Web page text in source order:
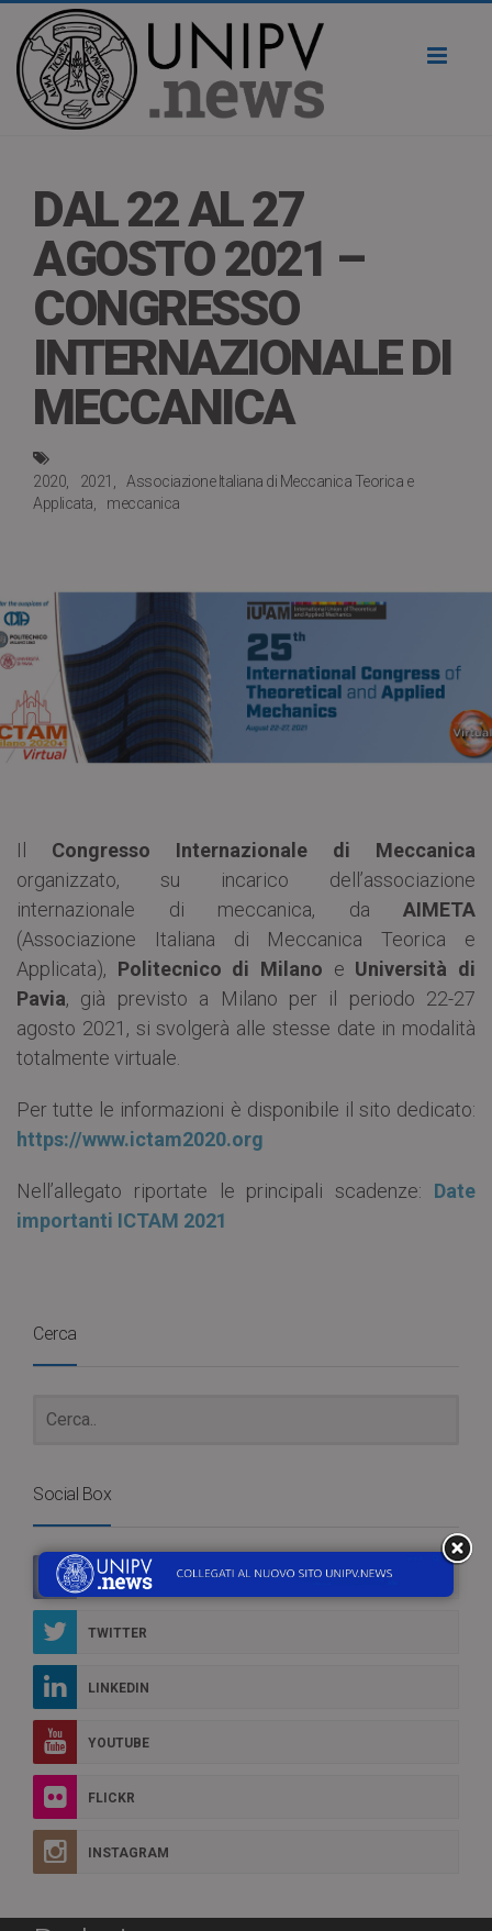
DAL 22 AL 27
AGOSTO 2021 –
CONGRESSO
INTERNAZIONALE DI
MECCANICA
2020 2021
Associazione Italiana di Meccanica Teorica e
Applicata
meccanica
Il Congresso Internazionale di Meccanica
organizzato, su incarico dell’associazione
internazionale di meccanica, da AIMETA
(Associazione Italiana di Meccanica Teorica e
Applicata), Politecnico di Milano e Università di
Pavia, già previsto a Milano per il periodo 22-27
agosto 2021, si svolgerà alle stesse date in modalità
totalmente virtuale.
Per tutte le informazioni è disponibile il sito dedicato:
https://www.ictam2020.org
Nell’allegato riportate le principali scadenze: Date
importanti ICTAM 2021
Cerca
Social Box
FACEBOOK
TWITTER
LINKEDIN
YOUTUBE
FLICKR
INSTAGRAM